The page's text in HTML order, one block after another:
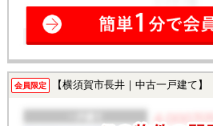
会員限定 【横須賀市長井｜中古一戸建て】